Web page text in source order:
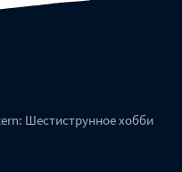
Шестиструнное хобби